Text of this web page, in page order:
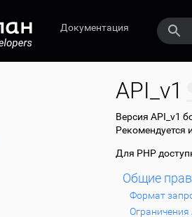
Документация
API_v1
Версия API_v1
Рекомендуется
Для PHP
Общие
Формат
Ограничения